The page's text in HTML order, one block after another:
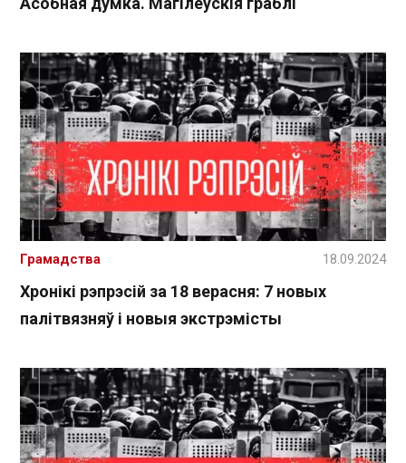
Хронікі рэпрэсій за 18 верасня: 7 новых
палітвязняў і новыя экстрэмісты
Грамадства 18.09.2024